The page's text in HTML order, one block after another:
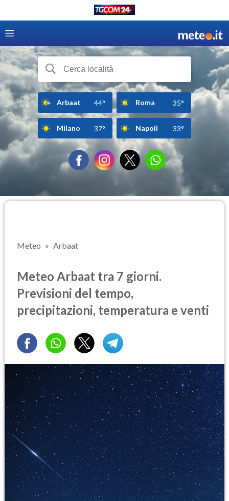
Arbaat 44° Roma 35°
Milano 37° Napoli 33°
Meteo Arbaat
Meteo Arbaat tra 7 giorni.
Previsioni del tempo,
precipitazioni, temperatura e venti